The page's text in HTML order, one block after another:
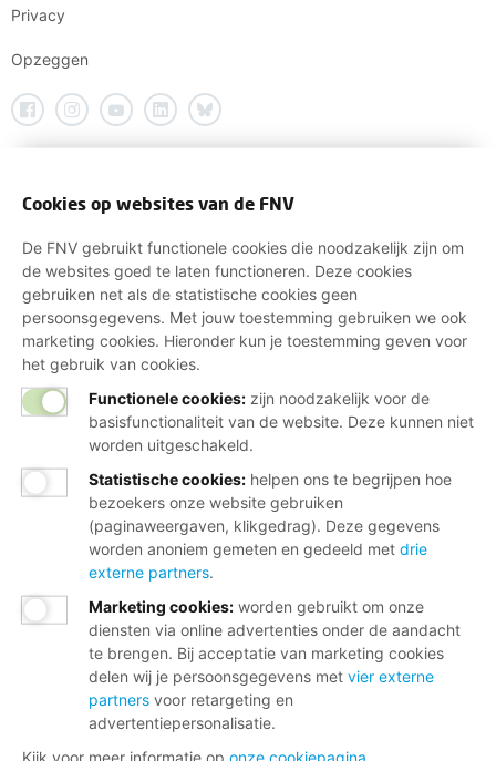
Privacy
Opzeggen
Cookies op websites van de FNV
De FNV gebruikt functionele cookies die noodzakelijk zijn om
de websites goed te laten functioneren. Deze cookies
gebruiken net als de statistische cookies geen
persoonsgegevens. Met jouw toestemming gebruiken we ook
marketing cookies. Hieronder kun je toestemming geven voor
het gebruik van cookies.
Functionele cookies: zijn noodzakelijk voor de
basisfunctionaliteit van de website. Deze kunnen niet
worden uitgeschakeld.
Statistische cookies: helpen ons te begrijpen hoe
bezoekers onze website gebruiken
(paginaweergaven, klikgedrag). Deze gegevens
worden anoniem gemeten en gedeeld met drie
externe partners.
Marketing cookies: worden gebruikt om onze
diensten via online advertenties onder de aandacht
te brengen. Bij acceptatie van marketing cookies
delen wij je persoonsgegevens met vier externe
partners voor retargeting en
advertentiepersonalisatie.
Kijk voor meer informatie op onze cookiepagina